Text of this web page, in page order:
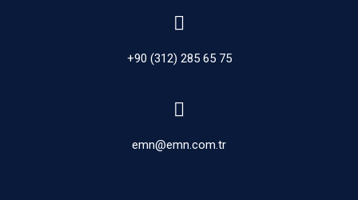
+90 (312) 285 65 75
emn@emn.com.tr